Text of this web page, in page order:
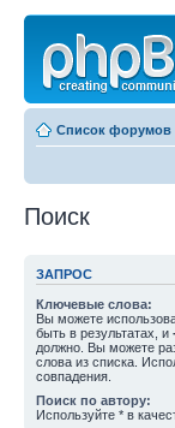
Список форумов
Поиск
ЗАПРОС
Ключевые слова:
Вы можете
быть в результатах, и
должно. Вы можете
слова из списка.
совпадения.
Поиск по автору:
Используйте * в